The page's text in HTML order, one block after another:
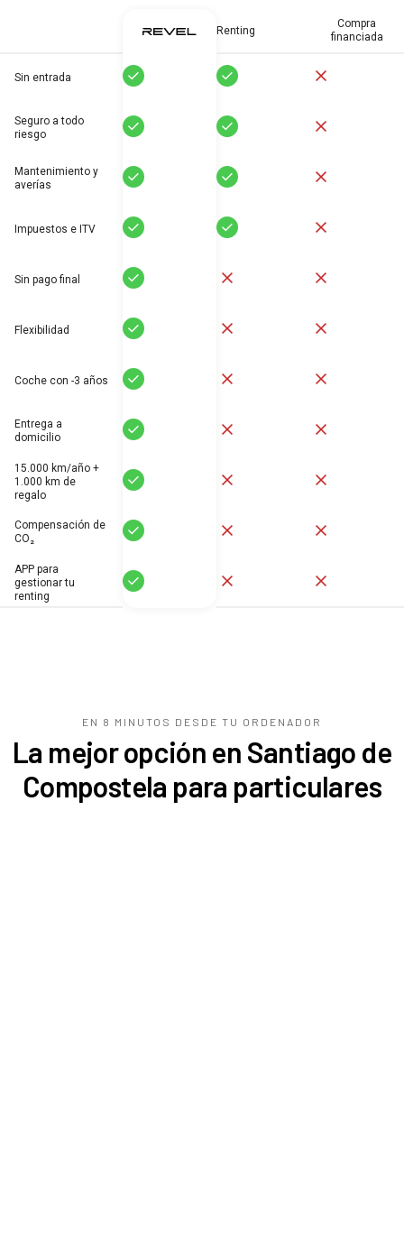
Renting
Compra
financiada
Sin entrada Sí Sí
Seguro a todo
riesgo
Sí Sí
Mantenimiento y
averías
Sí Sí
Impuestos e ITV Sí Sí
Sin pago final Sí
Flexibilidad Sí
Coche con -3 años Sí
Entrega a
domicilio
Sí
15.000 km/año +
1.000 km de
regalo
Sí
Compensación de
CO₂
Sí
APP para
gestionar tu
renting
Sí
EN 8 MINUTOS DESDE TU ORDENADOR
La mejor opción en Santiago de
Compostela para particulares